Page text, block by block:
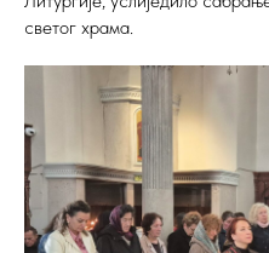
светог храма.